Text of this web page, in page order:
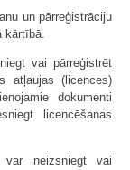
un pārreģistrāciju
kārtībā.
vai pārreģistrēt
atļaujas (licences)
dokumenti
licencēšanas
var neizsniegt vai